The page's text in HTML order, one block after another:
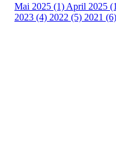
Mai 2025 (1) April 2025
2023 (4) 2022 (5) 2021 (6)